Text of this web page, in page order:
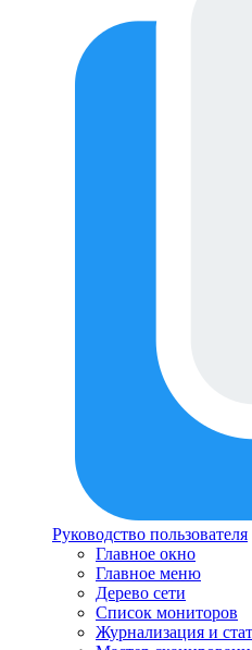
Руководство пользователя
Главное окно
Главное меню
Дерево сети
Список мониторов
Журнализация и